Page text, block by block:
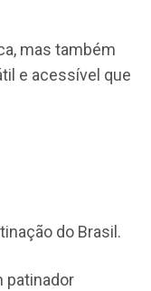
mas também
e acessível que
do Brasil.
patinador